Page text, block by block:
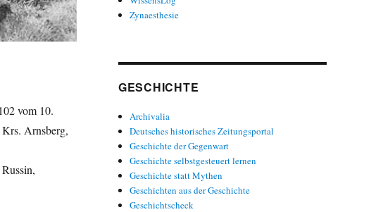
vom 10.
Arnsberg,
Zynaesthesie
GESCHICHTE
Archivalia
Deutsches historisches Zeitungsportal
Geschichte der Gegenwart
Geschichte selbstgesteuert lernen
Geschichte statt Mythen
Geschichten aus der Geschichte
Geschichtscheck